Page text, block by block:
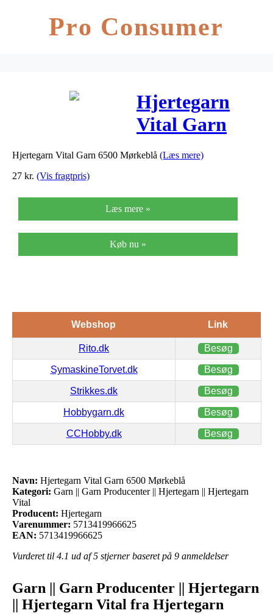
Pro Consumer
Hjertegarn
Vital Garn
6500
Hjertegarn Vital Garn 6500 Mørkeblå (Læs mere)
27 kr. (Vis fragtpris)
Læs mere »
Køb nu »
Webshop Link
Rito.dk Besøg
SymaskineTorvet.dk Besøg
Strikkes.dk Besøg
Hobbygarn.dk Besøg
CCHobby.dk Besøg
Navn: Hjertegarn Vital Garn 6500 Mørkeblå
Kategori: Garn || Garn Producenter || Hjertegarn || Hjertegarn
Vital
Producent: Hjertegarn
Varenummer: 5713419966625
EAN: 5713419966625
Vurderet til 4.1 ud af 5 stjerner baseret på 9 anmeldelser
Garn || Garn Producenter || Hjertegarn
|| Hjertegarn Vital fra Hjertegarn